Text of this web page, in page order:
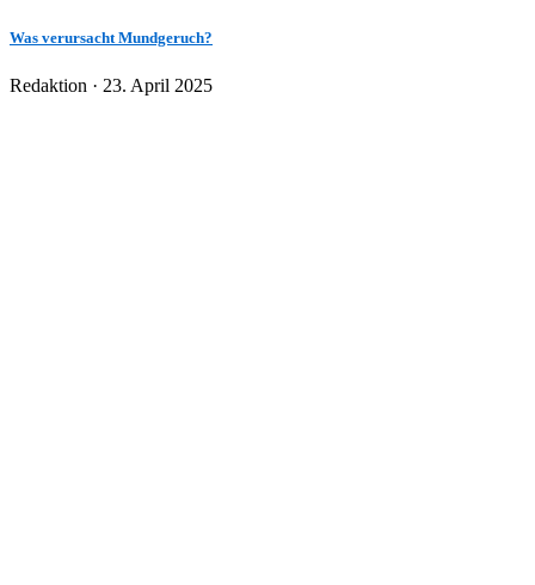
Was verursacht Mundgeruch?
Redaktion · Veröffentlicht
23. April 2025